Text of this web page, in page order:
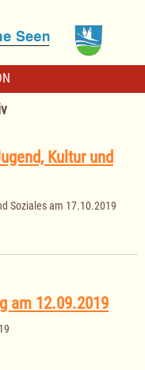
Kultur und
Soziales am 17.10.2019
am 12.09.2019